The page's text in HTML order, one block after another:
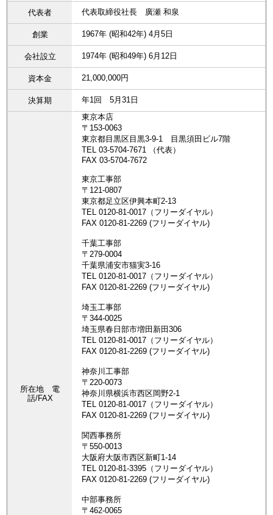
代表者 代表取締役社長 廣瀬 和泉
創業 1967年 (昭和42年) 4月5日
会社設立 1974年 (昭和49年) 6月12日
資本金 21,000,000円
決算期 年1回 5月31日
所在地 電
話/FAX